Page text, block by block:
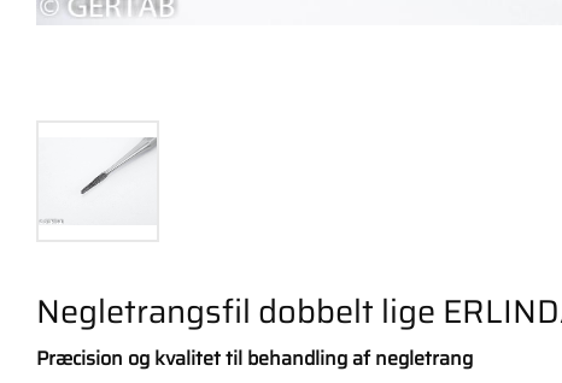
Negletrangsfil dobbelt lige
Præcision og kvalitet til behandling af negletrang